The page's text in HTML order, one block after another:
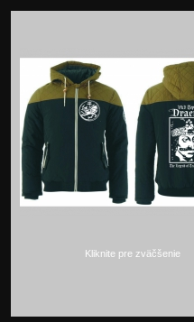
Kliknite pre zväčšenie